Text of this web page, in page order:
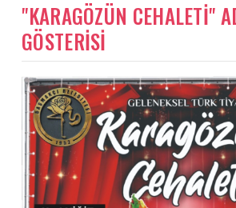
''KARAGÖZÜN CEHALETİ''
GÖSTERİSİ